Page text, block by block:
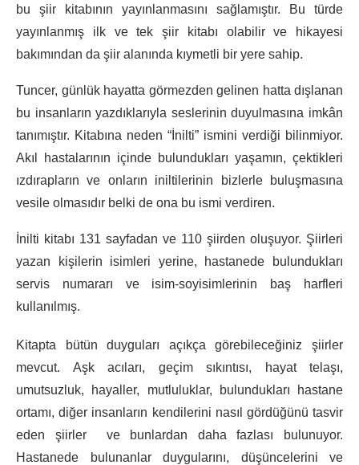
bu şiir kitabının yayınlanmasını sağlamıştır. Bu türde
yayınlanmış ilk ve tek şiir kitabı olabilir ve hikayesi
bakımından da şiir alanında kıymetli bir yere sahip.
Tuncer, günlük hayatta görmezden gelinen hatta dışlanan
bu insanların yazdıklarıyla seslerinin duyulmasına imkân
tanımıştır. Kitabına neden “İnilti” ismini verdiği bilinmiyor.
Akıl hastalarının içinde bulundukları yaşamın, çektikleri
ızdırapların ve onların iniltilerinin bizlerle buluşmasına
vesile olmasıdır belki de ona bu ismi verdiren.
İnilti kitabı 131 sayfadan ve 110 şiirden oluşuyor. Şiirleri
yazan kişilerin isimleri yerine, hastanede bulundukları
servis numararı ve isim-soyisimlerinin baş harfleri
kullanılmış.
Kitapta bütün duyguları açıkça görebileceğiniz şiirler
mevcut. Aşk acıları, geçim sıkıntısı, hayat telaşı,
umutsuzluk, hayaller, mutluluklar, bulundukları hastane
ortamı, diğer insanların kendilerini nasıl gördüğünü tasvir
eden şiirler ve bunlardan daha fazlası bulunuyor.
Hastanede bulunanlar duygularını, düşüncelerini ve